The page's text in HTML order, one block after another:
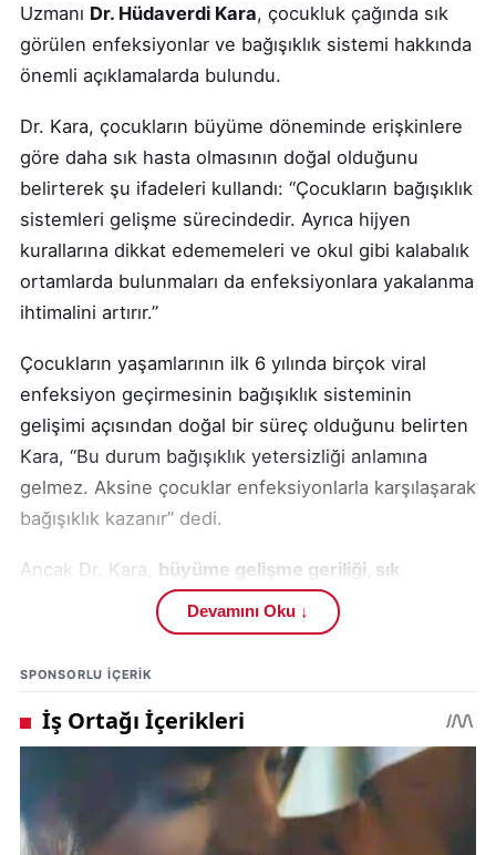
Uzmanı Dr. Hüdaverdi Kara, çocukluk çağında sık
görülen enfeksiyonlar ve bağışıklık sistemi hakkında
önemli açıklamalarda bulundu.
Dr. Kara, çocukların büyüme döneminde erişkinlere
göre daha sık hasta olmasının doğal olduğunu
belirterek şu ifadeleri kullandı: “Çocukların bağışıklık
sistemleri gelişme sürecindedir. Ayrıca hijyen
kurallarına dikkat edememeleri ve okul gibi kalabalık
ortamlarda bulunmaları da enfeksiyonlara yakalanma
ihtimalini artırır.”
Çocukların yaşamlarının ilk 6 yılında birçok viral
enfeksiyon geçirmesinin bağışıklık sisteminin
gelişimi açısından doğal bir süreç olduğunu belirten
Kara, “Bu durum bağışıklık yetersizliği anlamına
gelmez. Aksine çocuklar enfeksiyonlarla karşılaşarak
bağışıklık kazanır” dedi.
Ancak Dr. Kara, büyüme gelişme geriliği, sık
tekrarlayan ciddi enfeksiyonlar, ailede immün
yetmezlik öyküsügibi durumlarda bağışıklık
sisteminde yetersizlikten şüphelenilmesi gerektiğini
ifade etti.
Sık tekrarlayan enfeksiyonların önlenmesinde
hijyenin kritik olduğuna dikkat çeken Kara, “Özellikle
el hijyenini çocuklara öğretmeliyiz. Eller en az 30
saniye sabunlu suyla yıkanmalı. Temasla ve hava
Devamını Oku ↓
SPONSORLU IÇERIK